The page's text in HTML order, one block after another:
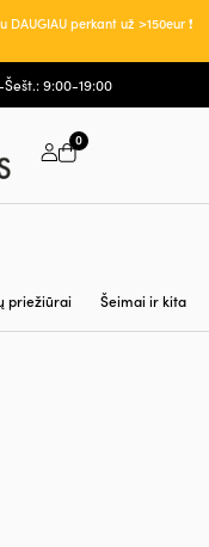
perkant už >150eur ❗
9:00-19:00
0
priežiūrai Šeimai ir kita